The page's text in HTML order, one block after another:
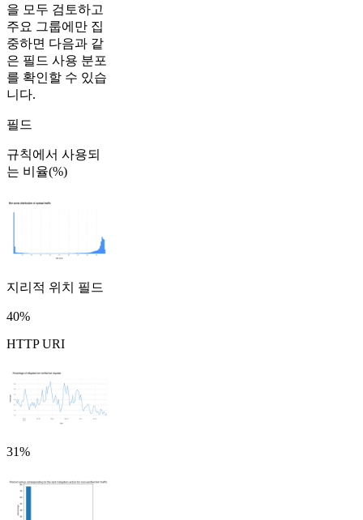
을 모두 검토하고
주요 그룹에만 집
중하면 다음과 같
은 필드 사용 분포
를 확인할 수 있습
니다.
필드
규칙에서 사용되
는 비율(%)
지리적 위치 필드
40%
HTTP URI
31%